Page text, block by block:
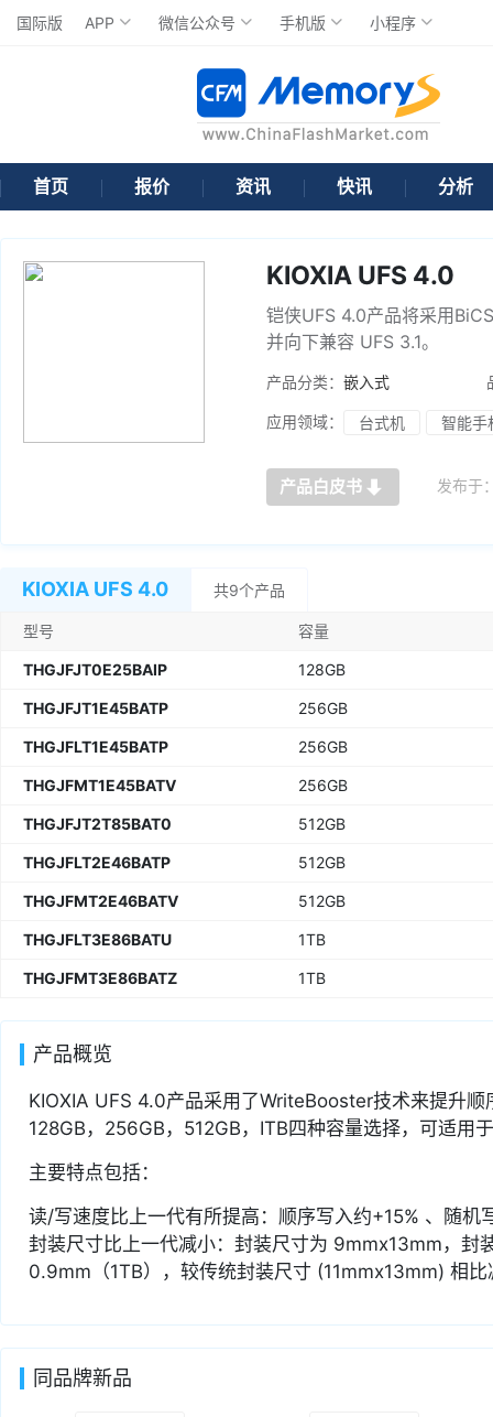
国际版 APP 微信公众号 手机版 小程序
首页 报价 资讯 快讯 分析
KIOXIA UFS 4.0
铠侠UFS 4.0产品将采用
并向下兼容 UFS 3.1。
产品分类： 嵌入式
应用领域： 台式机 智能手
产品白皮书 发布于
KIOXIA UFS 4.0 共9个产品
型号 容量
THGJFJT0E25BAIP 128GB
THGJFJT1E45BATP 256GB
THGJFLT1E45BATP 256GB
THGJFMT1E45BATV 256GB
THGJFJT2T85BAT0 512GB
THGJFLT2E46BATP 512GB
THGJFMT2E46BATV 512GB
THGJFLT3E86BATU 1TB
THGJFMT3E86BATZ 1TB
产品概览
KIOXIA UFS 4.0产品采用了WriteBooster技术来提升
128GB，256GB，512GB，ITB四种容量选择，可适用
主要特点包括：
读/写速度比上一代有所提高：顺序写入约+15% 、随
封装尺寸比上一代减小：封装尺寸为 9mmx13mm，封
0.9mm（1TB），较传统封装尺寸 (11mmx13mm) 相比
同品牌新品